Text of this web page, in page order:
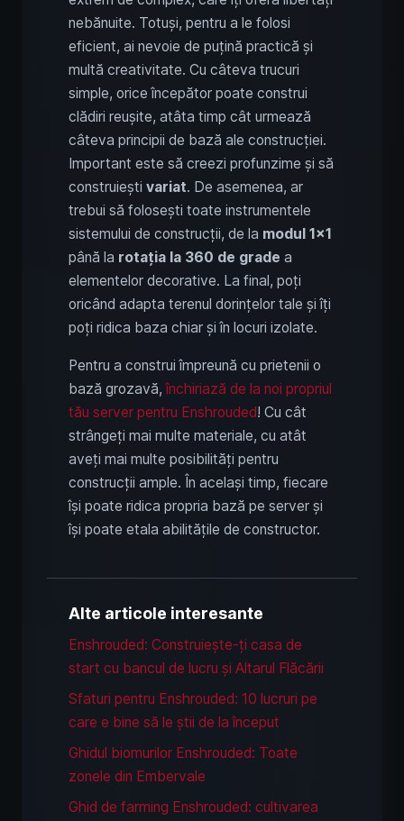
nebănuite. Totuși, pentru a le folosi
eficient, ai nevoie de puțină practică și
multă creativitate. Cu câteva trucuri
simple, orice începător poate construi
clădiri reușite, atâta timp cât urmează
câteva principii de bază ale construcției.
Important este să creezi profunzime și să
construiești variat. De asemenea, ar
trebui să folosești toate instrumentele
sistemului de construcții, de la modul 1x1
până la rotația la 360 de grade a
elementelor decorative. La final, poți
oricând adapta terenul dorințelor tale și îți
poți ridica baza chiar și în locuri izolate.
Pentru a construi împreună cu prietenii o
bază grozavă,închiriază de la noi propriul
tău server pentru Enshrouded! Cu cât
strângeți mai multe materiale, cu atât
aveți mai multe posibilități pentru
construcții ample. În același timp, fiecare
își poate ridica propria bază pe server și
își poate etala abilitățile de constructor.
Alte articole interesante
Enshrouded: Construiește-ți casa de
start cu bancul de lucru și Altarul Flăcării
Sfaturi pentru Enshrouded: 10 lucruri pe
care e bine să le știi de la început
Ghidul biomurilor Enshrouded: Toate
zonele din Embervale
Ghid de farming Enshrouded: cultivarea